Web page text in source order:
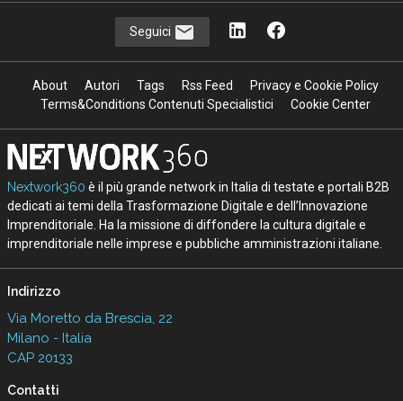
Seguici
About Autori Tags Rss Feed
Privacy e Cookie Policy
Terms&Conditions Contenuti Specialistici
Cookie Center
Nextwork360 è il più grande network in Italia di testate e portali B2B
dedicati ai temi della Trasformazione Digitale e dell’Innovazione
Imprenditoriale. Ha la missione di diffondere la cultura digitale e
imprenditoriale nelle imprese e pubbliche amministrazioni italiane.
Indirizzo
Via Moretto da Brescia, 22
Milano - Italia
CAP 20133
Contatti